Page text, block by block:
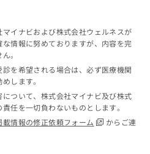
イナビおよび株式会社ウェルネスが
情報に努めておりますが、内容を完
。
を希望される場合は、必ず医療機関
します。
ついて、株式会社マイナビ及び株式
任を一切負わないものとします。
載情報の修正依頼フォーム
からご連